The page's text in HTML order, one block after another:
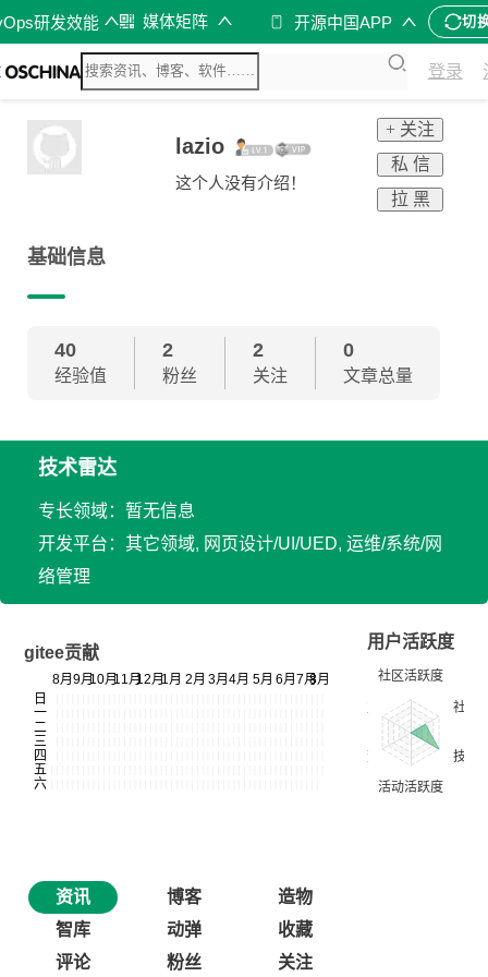
研发效能 媒体矩阵 开源中国APP 切
登录
lazio
这个人没有介绍！
+ 关注
私 信
拉 黑
基础信息
40
经验值
2
粉丝
2
关注
0
文章总量
技术雷达
专长领域：暂无信息
开发平台：其它领域, 网页设计/UI/UED, 运维/系统/网
络管理
gitee贡献
用户活跃度
资讯 博客
造物
智库
动弹
收藏
评论
粉丝 关注